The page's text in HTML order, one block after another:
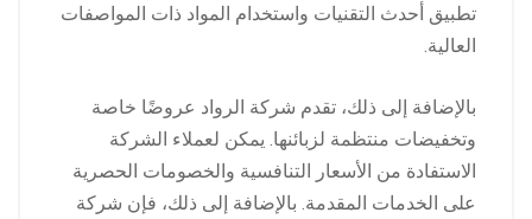
تطبيق أحدث التقنيات واستخدام المواد ذات المواصفات
العالية.
بالإضافة إلى ذلك، تقدم شركة الرواد عروضًا خاصة
وتخفيضات منتظمة لزبائنها. يمكن لعملاء الشركة
الاستفادة من الأسعار التنافسية والخصومات الحصرية
على الخدمات المقدمة. بالإضافة إلى ذلك، فإن شركة